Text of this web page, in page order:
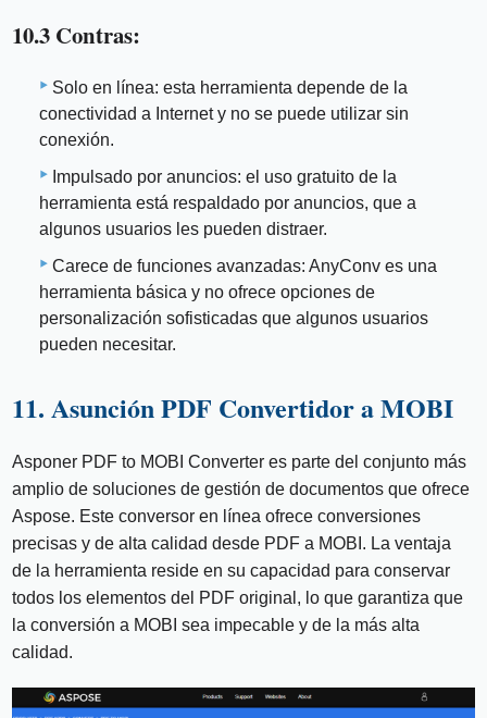
10.3 Contras:
Solo en línea: esta herramienta depende de la
conectividad a Internet y no se puede utilizar sin
conexión.
Impulsado por anuncios: el uso gratuito de la
herramienta está respaldado por anuncios, que a
algunos usuarios les pueden distraer.
Carece de funciones avanzadas: AnyConv es una
herramienta básica y no ofrece opciones de
personalización sofisticadas que algunos usuarios
pueden necesitar.
11. Asunción PDF Convertidor a MOBI
Asponer PDF to MOBI Converter es parte del conjunto más
amplio de soluciones de gestión de documentos que ofrece
Aspose. Este conversor en línea ofrece conversiones
precisas y de alta calidad desde PDF a MOBI. La ventaja
de la herramienta reside en su capacidad para conservar
todos los elementos del PDF original, lo que garantiza que
la conversión a MOBI sea impecable y de la más alta
calidad.